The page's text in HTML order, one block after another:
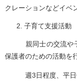
クレーションなどイベ
子育て支援活動
親同士の交流や子
保護者のための活動を
週3日程度、平日午